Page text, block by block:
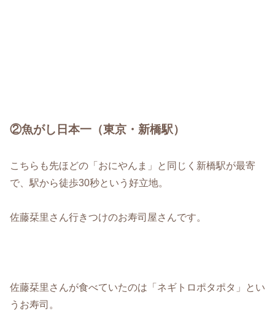
②魚がし日本一（東京・新橋駅）
こちらも先ほどの「おにやんま」と同じく新橋駅が最寄
で、駅から徒歩30秒という好立地。
佐藤栞里さん行きつけのお寿司屋さんです。
佐藤栞里さんが食べていたのは「ネギトロポタポタ」とい
うお寿司。